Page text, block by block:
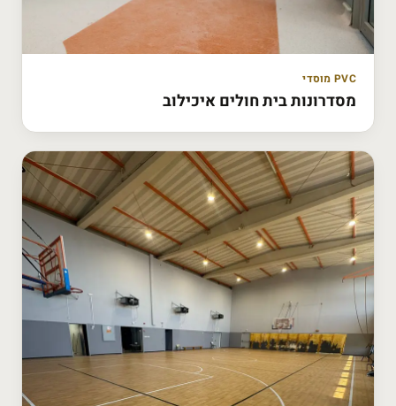
PVC מוסדי
מסדרונות בית חולים איכילוב